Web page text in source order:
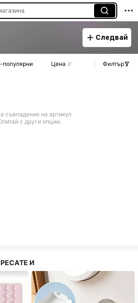
Следвай
популярни Цена Филтър
съвпадение на артикул
с други опции.
И